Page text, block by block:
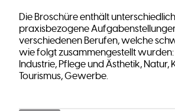
Die Broschüre enthält
praxisbezogene
verschiedenen Berufen, welche
wie folgt zusammengestellt
Industrie, Pflege und Ästhetik, Natur,
Tourismus, Gewerbe.